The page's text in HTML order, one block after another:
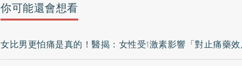
你可能還會想看
女比男更怕痛是真的！醫揭：女性受1激素影響「對止痛藥效